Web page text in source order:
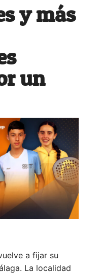
y más
un
a fijar su
La localidad